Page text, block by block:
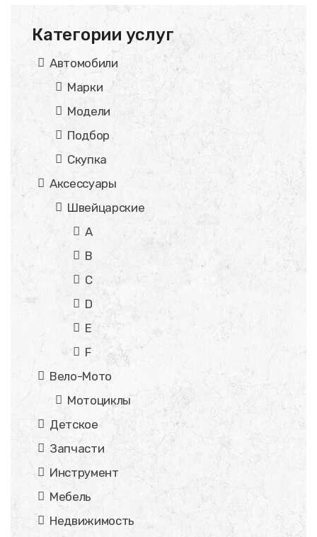
Категории услуг
Автомобили
Марки
Модели
Подбор
Скупка
Аксессуары
Швейцарские
A
B
C
D
E
F
Вело-Мото
Мотоциклы
Детское
Запчасти
Инструмент
Мебель
Недвижимость